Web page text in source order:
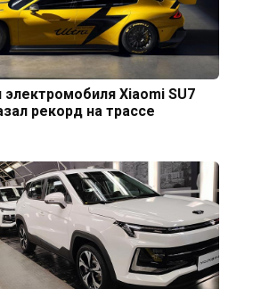
электромобиля Xiaomi SU7
рекорд на трассе